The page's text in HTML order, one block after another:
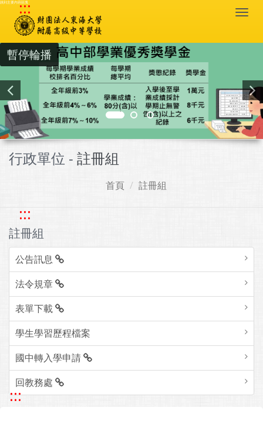
跳到主要內容區塊
:::
暫停輪播
行政單位 - 註冊組
首頁 註冊組
:::
註冊組
公告訊息
法令規章
表單下載
學生學習歷程檔案
國中轉入學申請
回教務處
:::